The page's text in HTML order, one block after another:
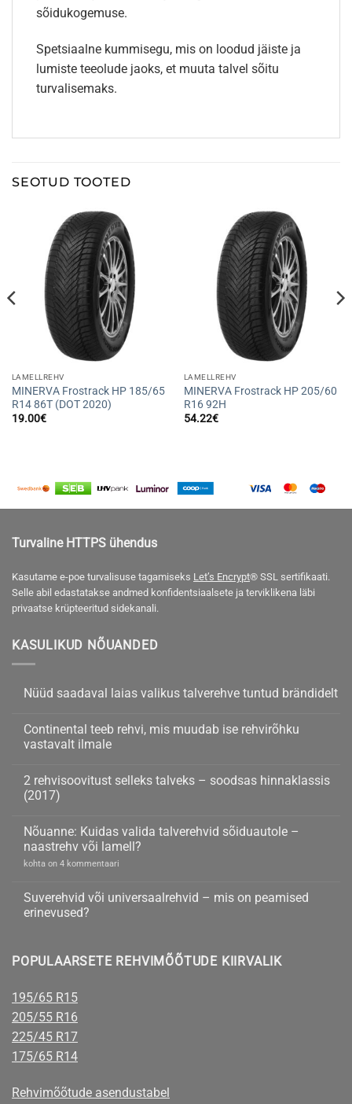
sõidukogemuse.
Spetsiaalne kummisegu, mis on loodud jäiste ja
lumiste teeolude jaoks, et muuta talvel sõitu
turvalisemaks.
SEOTUD TOOTED
LAMELLREHV
MINERVA Frostrack HP 185/65
R14 86T (DOT 2020)
19.00€
LAMELLREHV
MINERVA Frostrack HP 205/60
R16 92H
54.22€
Turvaline HTTPS ühendus
Kasutame e-poe turvalisuse tagamiseks Let’s Encrypt® SSL sertifikaati.
Selle abil edastatakse andmed konfidentsiaalsete ja terviklikena läbi
privaatse krüpteeritud sidekanali.
KASULIKUD NÕUANDED
Nüüd saadaval laias valikus talverehve tuntud brändidelt
laias
valikus
talverehve
ei
ole
Continental teeb rehvi, mis muudab ise rehvirõhku
vastavalt ilmale
rehvi,
mis
muudab
vastavalt
ilmale
ei
ole
2 rehvisoovitust selleks talveks – soodsas hinnaklassis
(2017)
selleks
talveks
–
soodsas
ei
ole
Nõuanne: Kuidas valida talverehvid sõiduautole –
naastrehv või lamell?
Nõuanne:
talverehvid
sõiduautole
–
kohta on 4 kommentaari
Suverehvid või universaalrehvid – mis on peamised
erinevused?
–
erinevused?
ole
POPULAARSETE REHVIMÕÕTUDE KIIRVALIK
195/65 R15
205/55 R16
225/45 R17
175/65 R14
Rehvimõõtude asendustabel